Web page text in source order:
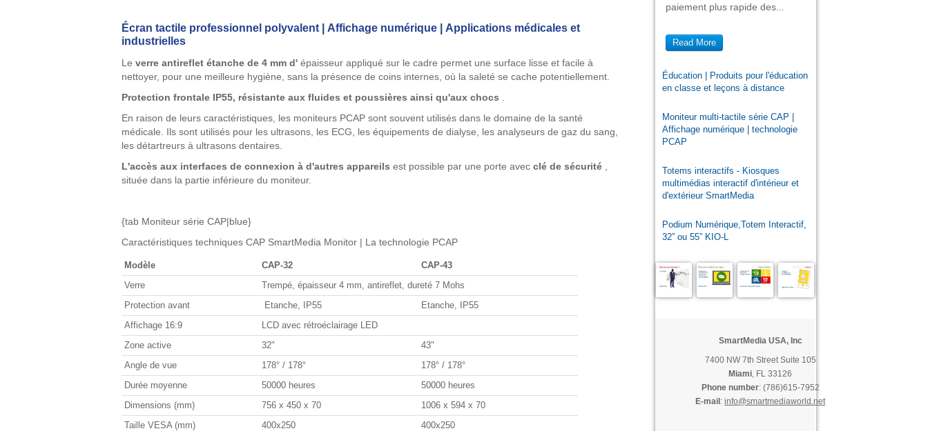
Écran tactile professionnel polyvalent | Affichage numérique | Applications médicales et
industrielles
Leverre antireflet étanche de 4 mm d' épaisseur appliqué sur le cadre permet une surface lisse et facile à
nettoyer, pour une meilleure hygiène, sans la présence de coins internes, où la saleté se cache potentiellement.
Protection frontale IP55, résistante aux fluides et poussières ainsi qu'aux chocs
En raison de leurs caractéristiques, les moniteurs PCAP sont souvent utilisés dans le domaine de la santé
médicale. Ils sont utilisés pour les ultrasons, les ECG, les équipements de dialyse, les analyseurs de gaz du sang,
les détartreurs à ultrasons dentaires.
L'accès aux interfaces de connexion à d'autres appareils est possible par une porte avecclé de sécurité
située dans la partie inférieure du moniteur.
{tab Moniteur série CAP|blue}
Caractéristiques techniques CAP SmartMedia Monitor | La technologie PCAP
Modèle CAP-32
CAP-43
Verre
Trempé, épaisseur 4 mm, antireflet, dureté 7 Mohs
Protection avant
Etanche, IP55
Etanche, IP55
Affichage 16:9
LCD avec rétroéclairage LED
Zone active
32"
43"
Angle de vue
178° / 178°
178° / 178°
Durée moyenne
50000 heures
50000 heures
Dimensions (mm)
756 x 450 x 70
1006 x 594 x 70
Taille VESA (mm)
400x250
400x250
paiement plus rapide des...
Read More
Éducation | Produits pour l'éducation
en classe et leçons à distance
Moniteur multi-tactile série CAP |
Affichage numérique | technologie
PCAP
Totems interactifs - Kiosques
multimédias interactif d'intérieur et
d'extérieur SmartMedia
Podium Numérique,Totem Interactif,
32” ou 55” KIO-L
SmartMedia USA, Inc
7400 NW 7th Street Suite 105
Miami, FL 33126
Phone number: (786)615-7952
E-mail :info@smartmediaworld.net